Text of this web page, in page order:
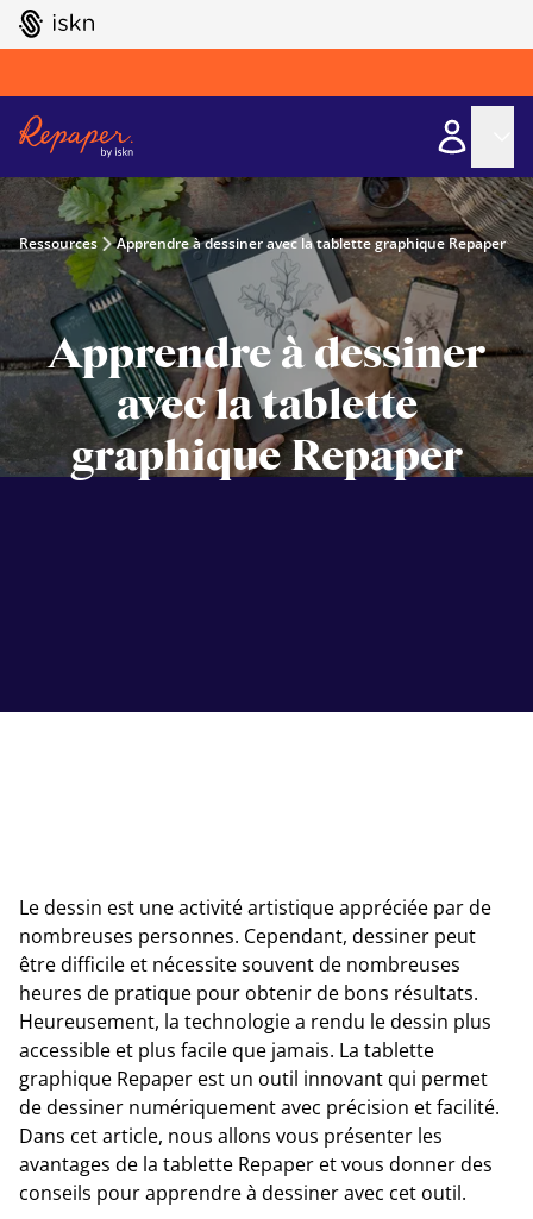
GO TO ISKN HOME
Ressources Apprendre à dessiner avec la tablette graphique Repaper
Apprendre à dessiner
avec la tablette
graphique Repaper
Le dessin est une activité artistique appréciée par de
nombreuses personnes. Cependant, dessiner peut
être difficile et nécessite souvent de nombreuses
heures de pratique pour obtenir de bons résultats.
Heureusement, la technologie a rendu le dessin plus
accessible et plus facile que jamais. La tablette
graphique Repaper est un outil innovant qui permet
de dessiner numériquement avec précision et facilité.
Dans cet article, nous allons vous présenter les
avantages de la tablette Repaper et vous donner des
conseils pour apprendre à dessiner avec cet outil.